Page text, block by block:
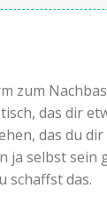
zum
das dir
das du
ja selbst
schaffst das.